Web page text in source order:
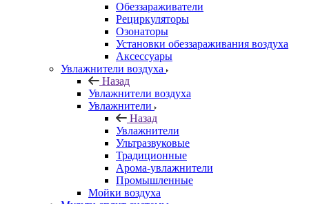
Обеззараживатели
Рециркуляторы
Озонаторы
Установки обеззараживания воздуха
Аксессуары
Увлажнители воздуха
Назад
Увлажнители воздуха
Увлажнители
Назад
Увлажнители
Ультразвуковые
Традиционные
Арома-увлажнители
Промышленные
Мойки воздуха